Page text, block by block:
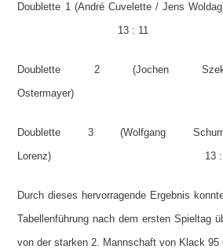
Doublette 1 (André
13 : 11
Doublette 2 (Jochen
Ostermayer)
Doublette 3 (Wolfgang
Lorenz) 13 :
Durch dieses hervorragende Ergebnis
Tabellenführung nach dem ersten Spieltag
von der starken 2. Mannschaft von Klack 95